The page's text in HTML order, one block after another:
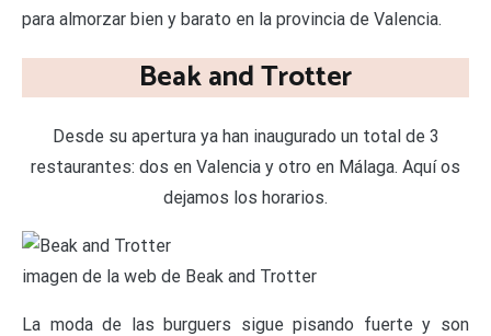
para almorzar bien y barato en la provincia de Valencia.
Beak and Trotter
Desde su apertura ya han inaugurado un total de 3
restaurantes: dos en Valencia y otro en Málaga. Aquí os
dejamos los horarios.
imagen de la web de Beak and Trotter
La moda de las burguers sigue pisando fuerte y son